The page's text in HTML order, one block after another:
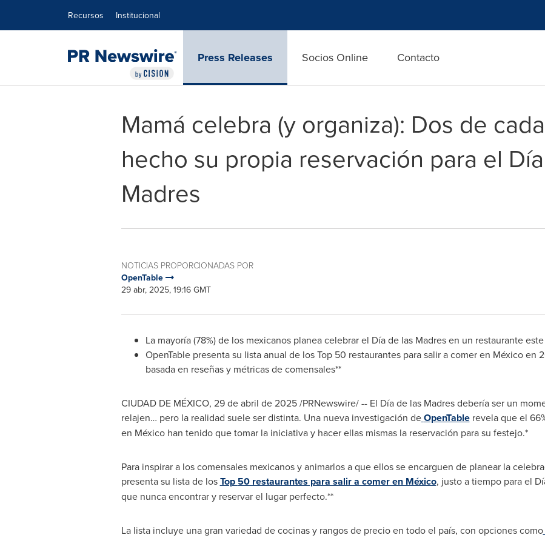
Recursos Institucional
Press Releases Socios Online Contacto
Mamá celebra (y organiza): Dos de
hecho su propia reservación para el
Madres
NOTICIAS PROPORCIONADAS POR
OpenTable
29 abr, 2025, 19:16 GMT
La mayoría (78%) de los mexicanos planea celebrar el Día de las Madres en un restaurante
OpenTable presenta su lista anual de los Top 50 restaurantes para salir a comer en México en
basada en reseñas y métricas de comensales**
CIUDAD DE MÉXICO, 29 de abril de 2025/PRNewswire/ -- El Día de las Madres debería ser un
relajen… pero la realidad suele ser distinta. Una nueva investigación de OpenTablerevela que el
en México han tenido que tomar la iniciativa y hacer ellas mismas la reservación para su festejo.*
Para inspirar a los comensales mexicanos y animarlos a que ellos se encarguen de planear la
presenta su lista de losTop 50 restaurantes para salir a comer en México, justo a tiempo para el
que nunca encontrar y reservar el lugar perfecto.**
La lista incluye una gran variedad de cocinas y rangos de precio en todo el país, con opciones como